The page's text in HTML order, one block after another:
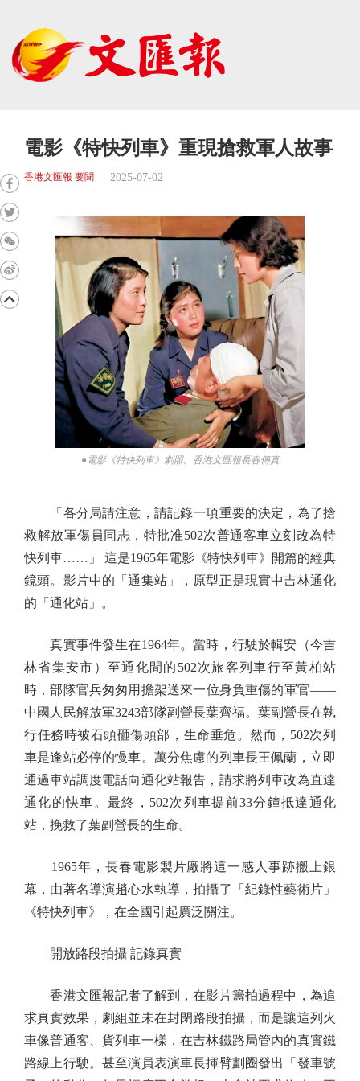
電影《特快列車》重現搶救軍人故事
香港文匯報 要聞 2025-07-02
●電影《特快列車》劇照。香港文匯報長春傳真
「各分局請注意，請記錄一項重要的決定，為了搶
救解放軍傷員同志，特批准502次普通客車立刻改為特
快列車……」 這是1965年電影《特快列車》開篇的經典
鏡頭。影片中的「通集站」，原型正是現實中吉林通化
的「通化站」。
真實事件發生在1964年。當時，行駛於輯安（今吉
林省集安市）至通化間的502次旅客列車行至黃柏站
時，部隊官兵匆匆用擔架送來一位身負重傷的軍官——
中國人民解放軍3243部隊副營長葉齊福。葉副營長在執
行任務時被石頭砸傷頭部，生命垂危。然而，502次列
車是逢站必停的慢車。萬分焦慮的列車長王佩蘭，立即
通過車站調度電話向通化站報告，請求將列車改為直達
通化的快車。最終，502次列車提前33分鐘抵達通化
站，挽救了葉副營長的生命。
1965年，長春電影製片廠將這一感人事跡搬上銀
幕，由著名導演趙心水執導，拍攝了「紀錄性藝術片」
《特快列車》，在全國引起廣泛關注。
開放路段拍攝 記錄真實
香港文匯報記者了解到，在影片籌拍過程中，為追
求真實效果，劇組並未在封閉路段拍攝，而是讓這列火
車像普通客、貨列車一樣，在吉林鐵路局管內的真實鐵
路線上行駛。甚至演員表演車長揮臂劃圈發出「發車號